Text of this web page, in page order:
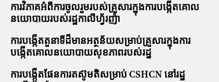
ការវិភាគអំពីការចូលរួមរបស់គ្រួសារក្នុងការបង្កើតគោល
នយោបាយរបស់រដ្ឋកាលីហ្វ័រញ៉ា
ការបង្កើតតួនាទីដ៏មានអត្ថន័យសម្រាប់គ្រួសារក្នុងការ
បង្កើតគោលនយោបាយសុខភាពរបស់រដ្ឋ
ការបង្កើតផែនការតស៊ូមតិសម្រាប់ CSHCN នៅរដ្ឋ